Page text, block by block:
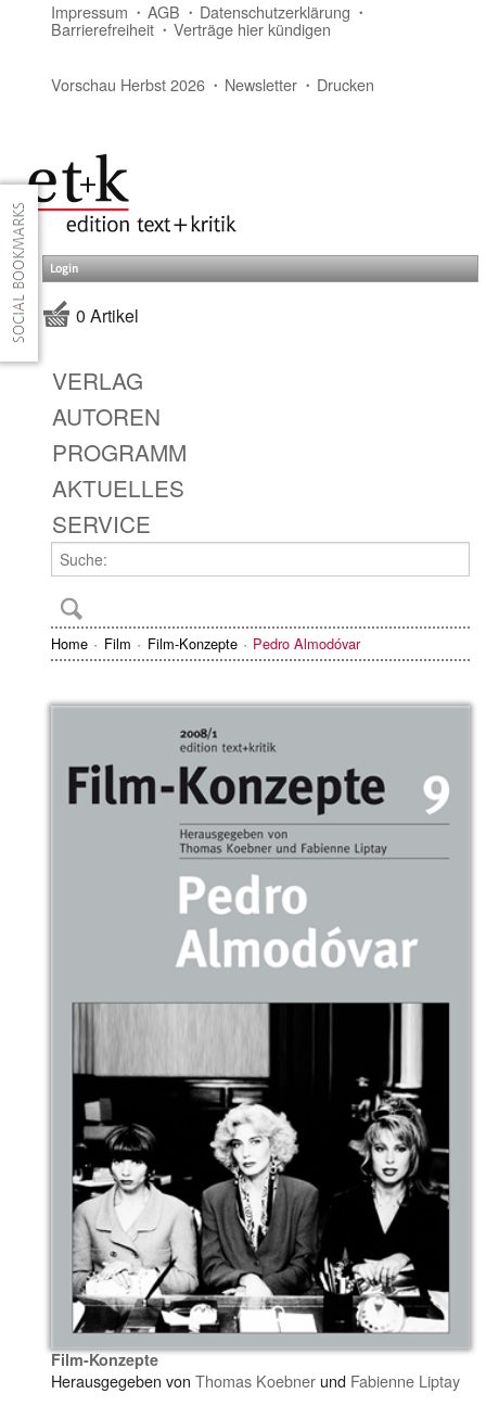
Impressum AGB Datenschutzerklärung
Barrierefreiheit Verträge hier kündigen
Vorschau Herbst 2026 Newsletter Drucken
Login
0 Artikel
VERLAG
AUTOREN
PROGRAMM
AKTUELLES
SERVICE
Home Film Film-Konzepte Pedro Almodóvar
Film-Konzepte
Herausgegeben von Thomas Koebner und Fabienne Liptay